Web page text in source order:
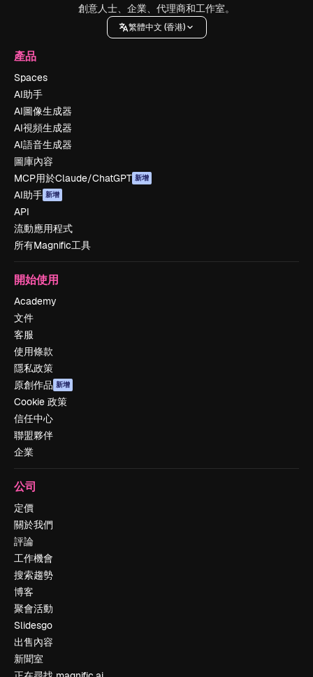
創意人士、企業、代理商和工作室。
繁體中文 (香港)
產品
Spaces
AI助手
AI圖像生成器
AI視頻生成器
AI語音生成器
圖庫內容
MCP用於Claude/ChatGPT 新增
AI助手 新增
API
流動應用程式
所有Magnific工具
開始使用
Academy
文件
客服
使用條款
隱私政策
原創作品 新增
Cookie 政策
信任中心
聯盟夥伴
企業
公司
定價
關於我們
評論
工作機會
搜索趨勢
博客
聚會活動
Slidesgo
出售內容
新聞室